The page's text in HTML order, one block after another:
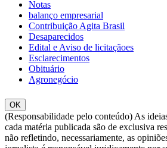
Notas
balanço empresarial
Contribuição Agita Brasil
Desaparecidos
Edital e Aviso de licitaçãoes
Esclarecimentos
Obituário
Agronegócio
OK
(Responsabilidade pelo conteúdo) As
cada matéria publicada são de exclusiva
não refletindo, necessariamente, as